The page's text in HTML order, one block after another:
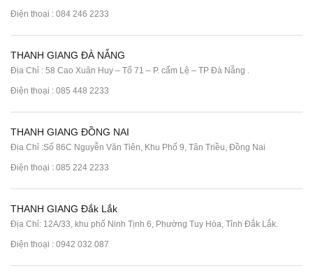
Điện thoại : 084 246 2233
THANH GIANG ĐÀ NẴNG
Địa Chỉ : 58 Cao Xuân Huy – Tổ 71 – P. cẩm Lệ – TP Đà Nẵng .
Điện thoại : 085 448 2233
THANH GIANG ĐỒNG NAI
Địa Chỉ :Số 86C Nguyễn Văn Tiên, Khu Phố 9, Tân Triều, Đồng Nai
Điện thoại : 085 224 2233
THANH GIANG Đắk Lắk
Địa Chỉ: 12A/33, khu phố Ninh Tịnh 6, Phường Tuy Hòa, Tỉnh Đắk Lắk.
Điện thoại : 0942 032 087